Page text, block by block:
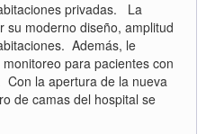
privadas. La
su moderno diseño, amplitud
Además, le
para pacientes con
Con la apertura de la nueva
de camas del hospital se